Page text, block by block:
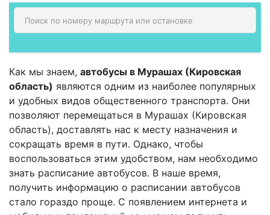
Как мы знаем, автобусы в Мурашах (Кировская
область) являются одним из наиболее популярных
и удобных видов общественного транспорта. Они
позволяют перемещаться в Мурашах (Кировская
область), доставлять нас к месту назначения и
сокращать время в пути. Однако, чтобы
воспользоваться этим удобством, нам необходимо
знать расписание автобусов. В наше время,
получить информацию о расписании автобусов
стало гораздо проще. С появлением интернета и